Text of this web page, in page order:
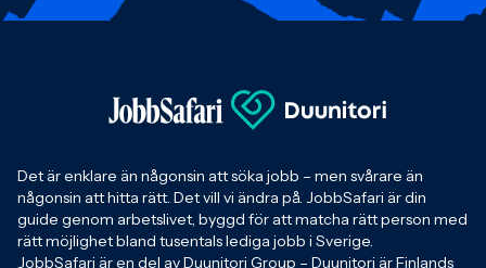
Det är enklare än någonsin att söka jobb – men svårare än
någonsin att hitta rätt. Det vill vi ändra på. JobbSafari är din
guide genom arbetslivet, byggd för att matcha rätt person med
rätt möjlighet bland tusentals lediga jobb i Sverige.
JobbSafari är en del av Duunitori Group – Duunitori är Finlands